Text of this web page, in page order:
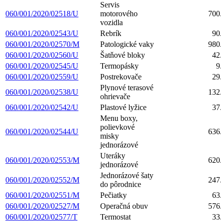
060/001/2020/02518/U
Servis
motorového
vozidla
060/001/2020/02543/U Rebrík
060/001/2020/02570/M
Patologické vaky
060/001/2020/02560/U
Šatňové bloky
060/001/2020/02545/U
Termopásky
060/001/2020/02559/U
Postrekovače
060/001/2020/02538/U
Plynové terasové
ohrievače
060/001/2020/02542/U
Plastové lyžice
060/001/2020/02544/U
Menu boxy,
polievkové
misky
jednorázové
060/001/2020/02553/M
Uteráky
jednorázové
060/001/2020/02552/M
Jednorázové šaty
do pôrodnice
060/001/2020/02551/M
Pečiatky
060/001/2020/02527/M
Operačná obuv
060/001/2020/02577/T
Termostat